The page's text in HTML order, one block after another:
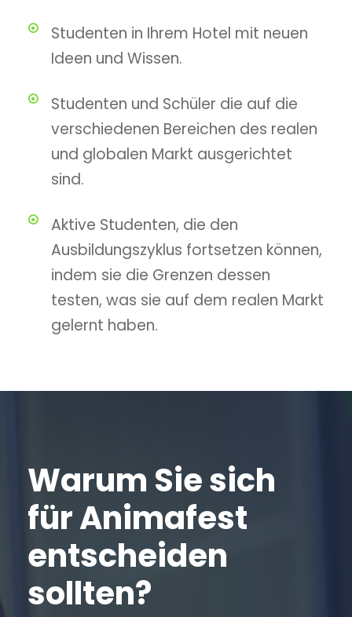
Studenten in Ihrem Hotel mit neuen
Ideen und Wissen.
Studenten und Schüler die auf die
verschiedenen Bereichen des realen
und globalen Markt ausgerichtet
sind.
Aktive Studenten, die den
Ausbildungszyklus fortsetzen können,
indem sie die Grenzen dessen
testen, was sie auf dem realen Markt
gelernt haben.
Warum Sie sich
für Animafest
entscheiden
sollten?